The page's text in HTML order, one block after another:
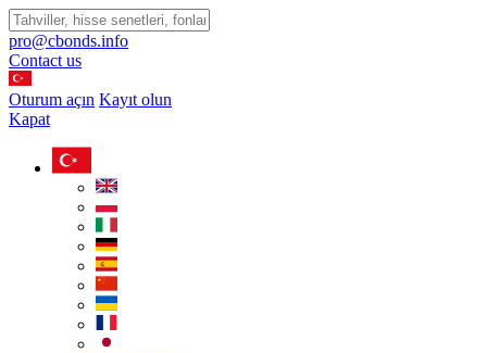
pro@cbonds.info
Contact us
Oturum açın Kayıt olun
Kapat